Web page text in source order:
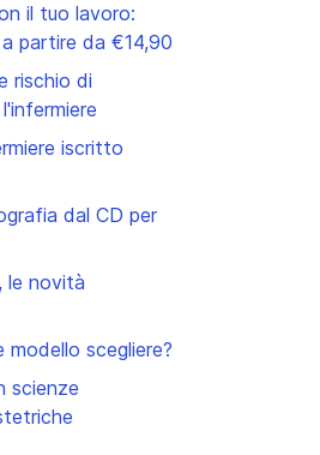
il tuo lavoro:
partire da €14,90
rischio di
iscritto
dal CD per
le novità
modello scegliere?
scienze